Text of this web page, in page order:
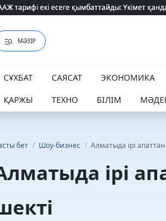
тарифі екі есеге қымбаттайды: Үкімет
тарифі екі есеге қымбаттайды: Үкімет
МӘЗІР
СҰХБАТ САЯСАТ ЭКОНОМИКА
ҚАРЖЫ
ТЕХНО БІЛІМ
бет / Шоу-бизнес / Алматыда ірі
ірі